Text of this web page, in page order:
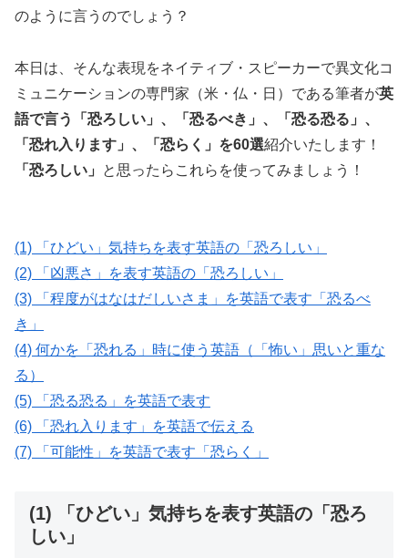
のように言うのでしょう？
本日は、そんな表現をネイティブ・スピーカーで異文化コ
ミュニケーションの専門家（米・仏・日）である筆者が英
語で言う「恐ろしい」、「恐るべき」、「恐る恐る」、
「恐れ入ります」、「恐らく」を60選紹介いたします！
「恐ろしい」
と思ったらこれらを使ってみましょう！
(1) 「ひどい」気持ちを表す英語の「恐ろしい」
(2) 「凶悪さ」を表す英語の「恐ろしい」
(3) 「程度がはなはだしいさま」を英語で表す「恐るべ
き」
(4) 何かを「恐れる」時に使う英語（「怖い」思いと重な
る）
(5) 「恐る恐る」を英語で表す
(6) 「恐れ入ります」を英語で伝える
(7) 「可能性」を英語で表す「恐らく」
(1) 「ひどい」気持ちを表す英語の「恐ろ
しい」